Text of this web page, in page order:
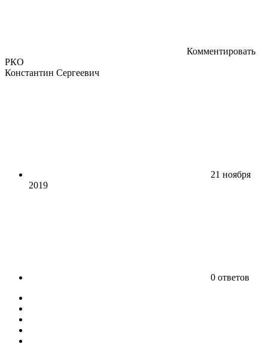
Комментировать
РКО
Константин Сергеевич
21 ноября
2019
0 ответов